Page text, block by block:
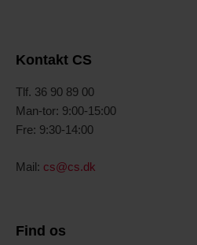
Kontakt CS
Tlf. 36 90 89 00
Man-tor: 9:00-15:00
Fre: 9:30-14:00
Mail: cs@cs.dk
Find os